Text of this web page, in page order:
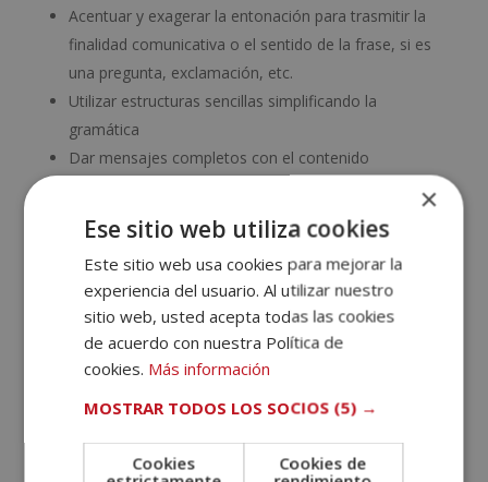
Acentuar y exagerar la entonación para trasmitir la
finalidad comunicativa o el sentido de la frase, si es
una pregunta, exclamación, etc.
Utilizar estructuras sencillas simplificando la
gramática
Dar mensajes completos con el contenido
Simplificar el vocabulario utilizando palabras
simples que no dificulten la comprensión
Recursos para facilitar la
expresión oral
En esa ocasión, algunas de las estrategias que se
pueden emplear son las siguientes:
Trabajar el uso del leguaje i formulación de frases
sociales propias del entorno.
Anticipar el tema de conversación y facilitar la
×
Ese sitio web utiliza cookies
Este sitio web usa cookies para mejorar la
experiencia del usuario. Al utilizar nuestro
sitio web, usted acepta todas las cookies
de acuerdo con nuestra Política de
cookies. Más información
MOSTRAR TODOS LOS SOCIOS (5) →
Cookies
Cookies de